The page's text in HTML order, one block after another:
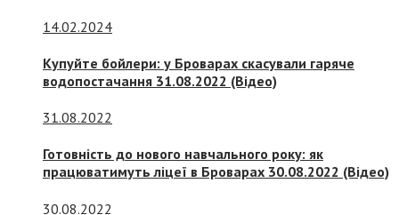
14.02.2024
Купуйте бойлери: у Броварах скасували гаряче
водопостачання 31.08.2022 (Відео)
31.08.2022
Готовність до нового навчального року: як
працюватимуть ліцеї в Броварах 30.08.2022 (Відео)
30.08.2022